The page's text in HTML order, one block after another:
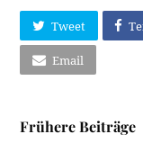
Tweet
Email
Frühere Beiträge